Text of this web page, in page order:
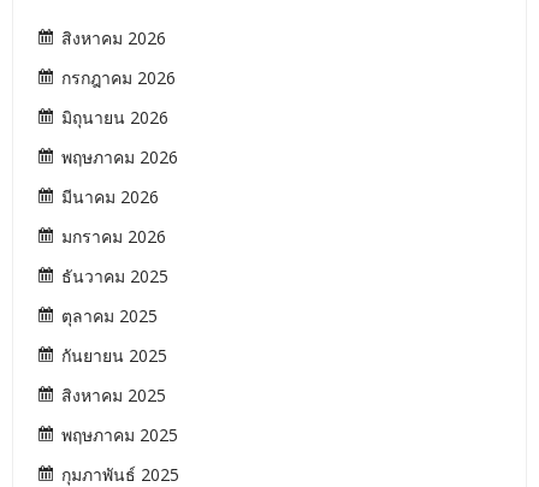
สิงหาคม 2026
กรกฎาคม 2026
มิถุนายน 2026
พฤษภาคม 2026
มีนาคม 2026
มกราคม 2026
ธันวาคม 2025
ตุลาคม 2025
กันยายน 2025
สิงหาคม 2025
พฤษภาคม 2025
กุมภาพันธ์ 2025